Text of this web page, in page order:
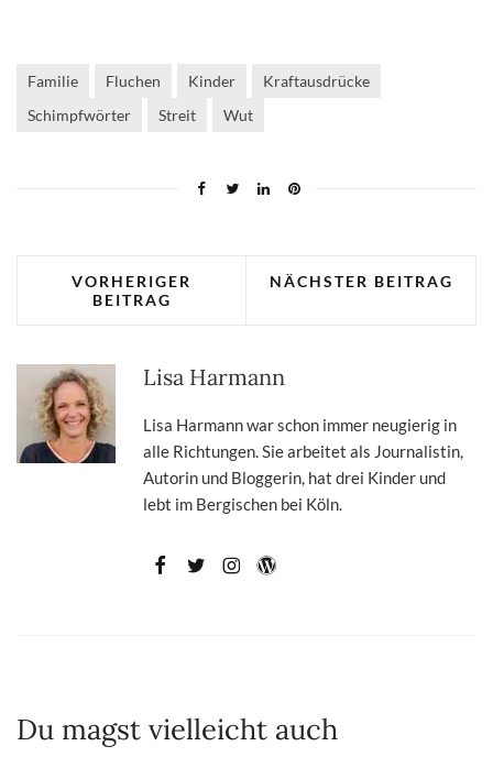
Familie Fluchen Kinder
Kraftausdrücke
Schimpfwörter
Streit Wut
VORHERIGER
BEITRAG
NÄCHSTER BEITRAG
Lisa Harmann
Lisa Harmann war schon immer neugierig in
alle Richtungen. Sie arbeitet als Journalistin,
Autorin und Bloggerin, hat drei Kinder und
lebt im Bergischen bei Köln.
Du magst vielleicht auch